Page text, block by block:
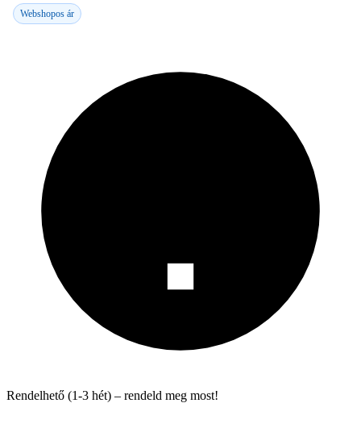
Webshopos ár
Rendelhető (1-3 hét) – rendeld meg most!